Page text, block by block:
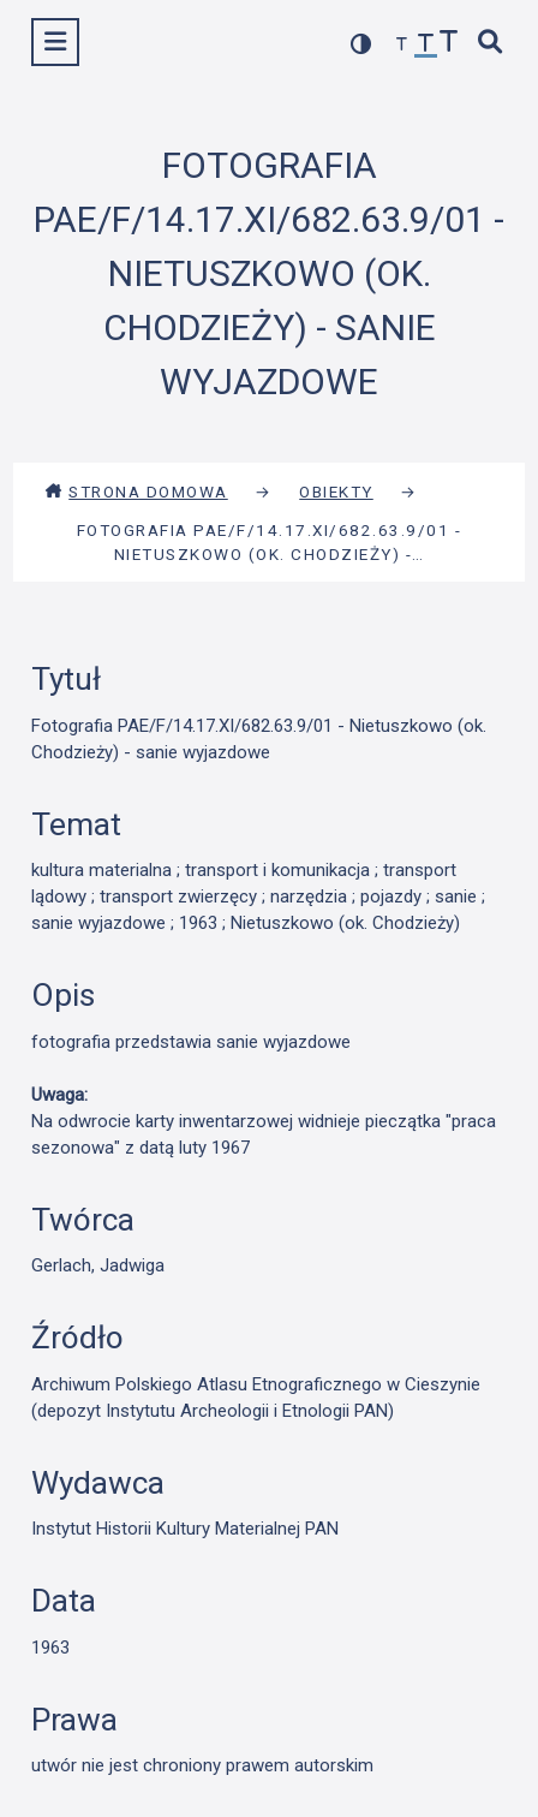
Wyświetl menu
FOTOGRAFIA
PAE/F/14.17.XI/682.63.9/01 -
NIETUSZKOWO (OK.
CHODZIEŻY) - SANIE
WYJAZDOWE
STRONA DOMOWA → OBIEKTY
→
FOTOGRAFIA PAE/F/14.17.XI/682.63.9/01 -
NIETUSZKOWO (OK. CHODZIEŻY) -…
Tytuł
Fotografia PAE/F/14.17.XI/682.63.9/01 - Nietuszkowo (ok.
Chodzieży) - sanie wyjazdowe
Temat
kultura materialna ; transport i komunikacja ; transport
lądowy ; transport zwierzęcy ; narzędzia ; pojazdy ; sanie ;
sanie wyjazdowe ; 1963 ; Nietuszkowo (ok. Chodzieży)
Opis
fotografia przedstawia sanie wyjazdowe
Uwaga:
Na odwrocie karty inwentarzowej widnieje pieczątka "praca
sezonowa" z datą luty 1967
Twórca
Gerlach, Jadwiga
Źródło
Archiwum Polskiego Atlasu Etnograficznego w Cieszynie
(depozyt Instytutu Archeologii i Etnologii PAN)
Wydawca
Instytut Historii Kultury Materialnej PAN
Data
1963
Prawa
utwór nie jest chroniony prawem autorskim